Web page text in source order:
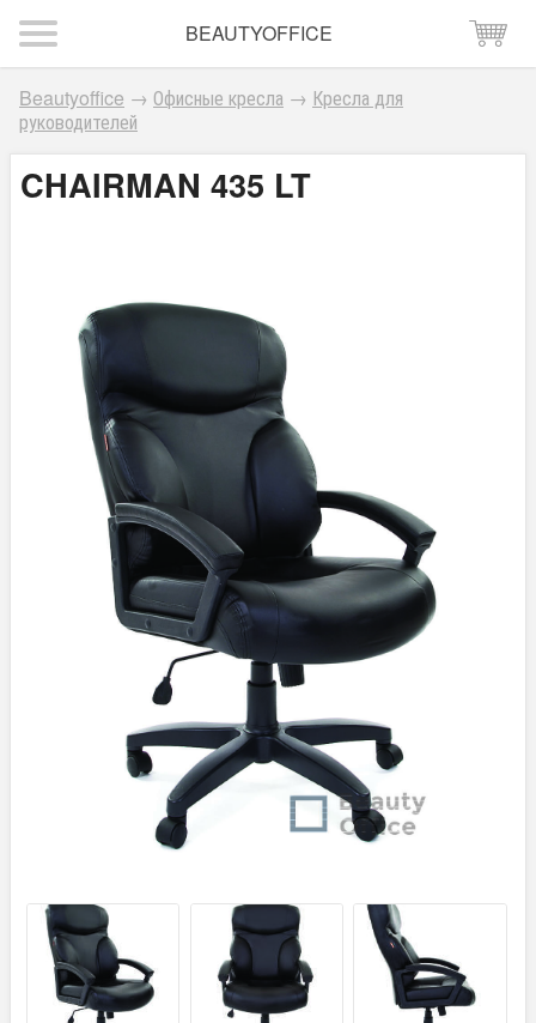
BEAUTYOFFICE
Beautyoffice → Офисные кресла → Кресла для
руководителей
CHAIRMAN 435 LT